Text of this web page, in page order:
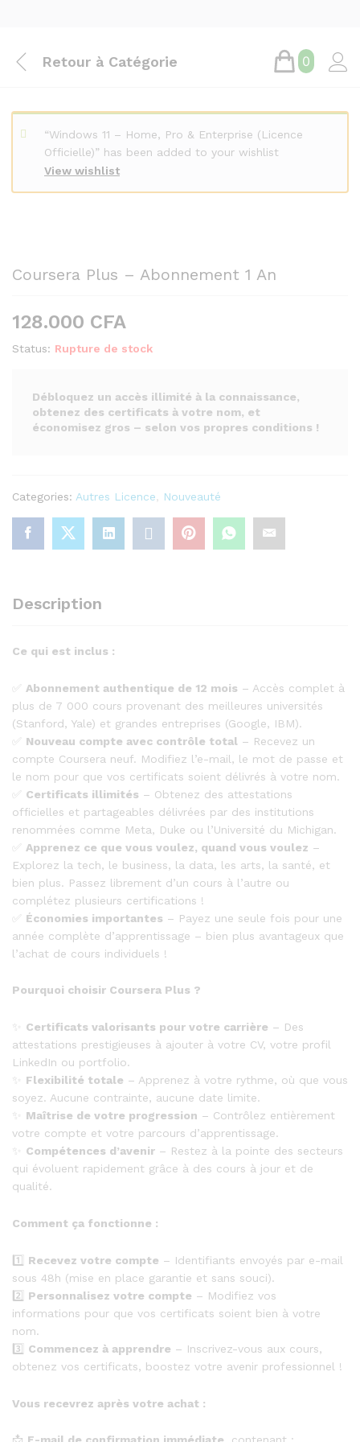
Retour à Catégorie 0
View wishlist
“Windows 11 – Home, Pro & Enterprise (Licence
Officielle)” has been added to your wishlist
Coursera Plus – Abonnement 1 An
128.000 CFA
Status: Rupture de stock
Débloquez un accès illimité à la connaissance,
obtenez des certificats à votre nom, et
économisez gros – selon vos propres conditions !
Categories: Autres Licence Nouveauté
Description
Ce qui est inclus :
Abonnement authentique de 12 mois – Accès complet à
plus de 7 000 cours provenant des meilleures universités
(Stanford, Yale) et grandes entreprises (Google, IBM).
Nouveau compte avec contrôle total – Recevez un
compte Coursera neuf. Modifiez l’e-mail, le mot de passe et
le nom pour que vos certificats soient délivrés à votre nom.
Certificats illimités – Obtenez des attestations
officielles et partageables délivrées par des institutions
renommées comme Meta, Duke ou l’Université du Michigan.
Apprenez ce que vous voulez, quand vous voulez –
Explorez la tech, le business, la data, les arts, la santé, et
bien plus. Passez librement d’un cours à l’autre ou
complétez plusieurs certifications !
Économies importantes – Payez une seule fois pour une
année complète d’apprentissage – bien plus avantageux que
l’achat de cours individuels !
Pourquoi choisir Coursera Plus ?
Certificats valorisants pour votre carrière – Des
attestations prestigieuses à ajouter à votre CV, votre profil
LinkedIn ou portfolio.
Flexibilité totale – Apprenez à votre rythme, où que vous
soyez. Aucune contrainte, aucune date limite.
Maîtrise de votre progression – Contrôlez entièrement
votre compte et votre parcours d’apprentissage.
Compétences d’avenir – Restez à la pointe des secteurs
qui évoluent rapidement grâce à des cours à jour et de
qualité.
Comment ça fonctionne :
1️⃣ Recevez votre compte – Identifiants envoyés par e-mail
sous 48h (mise en place garantie et sans souci).
2️⃣ Personnalisez votre compte – Modifiez vos
informations pour que vos certificats soient bien à votre
nom.
3️⃣ Commencez à apprendre – Inscrivez-vous aux cours,
obtenez vos certificats, boostez votre avenir professionnel !
Vous recevrez après votre achat :